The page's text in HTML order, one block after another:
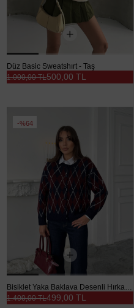
Düz Basic Sweatshırt - Taş
500,00 TL
1.000,00 TL
%64
Bisiklet Yaka Baklava Desenli Hırka - Lacivert
499,00 TL
1.400,00 TL